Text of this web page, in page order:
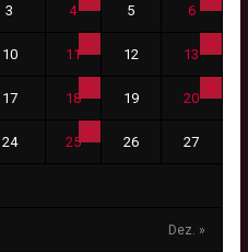
Dez. »
3 4 5 6
10 11 12 13
17 18 19 20
24 25 26 27